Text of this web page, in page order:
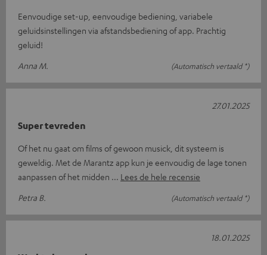
Eenvoudige set-up, eenvoudige bediening, variabele
geluidsinstellingen via afstandsbediening of app. Prachtig
geluid!
Anna M.
(Automatisch vertaald *)
Super tevreden
Of het nu gaat om films of gewoon musick, dit systeem is
geweldig. Met de Marantz app kun je eenvoudig de lage tonen
aanpassen of het midden
Lees de hele recensie
Petra B.
(Automatisch vertaald *)
27.01.2025
18.01.2025